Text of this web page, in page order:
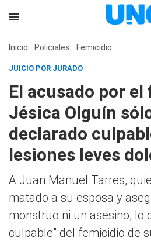
Inicio Policiales Femicidio
JUICIO POR JURADO
El acusado por
Jésica Olguín
declarado
lesiones leves
A Juan Manuel Tarres,
matado a su esposa y
monstruo ni un asesino, lo
culpable" del femicidio de